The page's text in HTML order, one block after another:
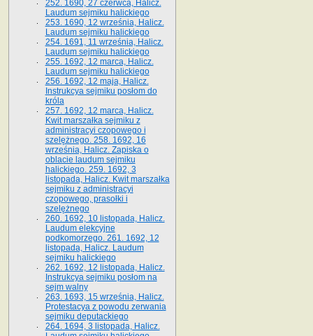
252. 1690, 27 czerwca, Halicz.
Laudum sejmiku halickiego
253. 1690, 12 września, Halicz.
Laudum sejmiku halickiego
254. 1691, 11 września, Halicz.
Laudum sejmiku halickiego
255. 1692, 12 marca, Halicz.
Laudum sejmiku halickiego
256. 1692, 12 maja, Halicz.
Instrukcya sejmiku posłom do
króla
257. 1692, 12 marca, Halicz.
Kwit marszałka sejmiku z
administracyi czopowego i
szelężnego. 258. 1692, 16
września, Halicz. Zapiska o
oblacie laudum sejmiku
halickiego. 259. 1692, 3
listopada, Halicz. Kwit marszałka
sejmiku z administracyi
czopowego, prasołki i
szelężnego
260. 1692, 10 listopada, Halicz.
Laudum elekcyjne
podkomorzego. 261. 1692, 12
listopada, Halicz. Laudum
sejmiku halickiego
262. 1692, 12 listopada, Halicz.
Instrukcya sejmiku posłom na
sejm walny
263. 1693, 15 września, Halicz.
Protestacya z powodu zerwania
sejmiku deputackiego
264. 1694, 3 listopada, Halicz.